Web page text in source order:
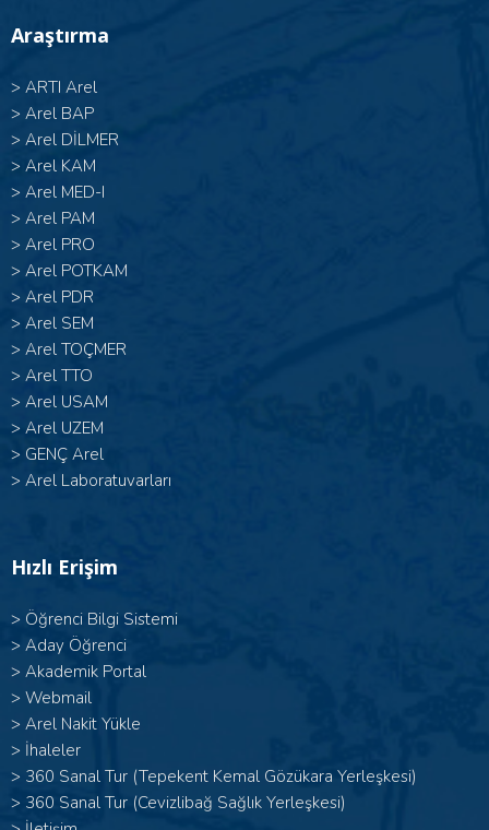
Araştırma
> ARTI Arel
> Arel BAP
> Arel DİLMER
> Arel KAM
> Arel MED-I
> Arel PAM
> Arel PRO
> Arel POTKAM
> Arel PDR
> Arel SEM
> Arel TOÇMER
> Arel TTO
> Arel USAM
> Arel UZEM
> GENÇ Arel
> Arel Laboratuvarları
Hızlı Erişim
> Öğrenci Bilgi Sistemi
> Aday Öğrenci
> Akademik Portal
> Webmail
> Arel Nakit Yükle
> İhaleler
> 360 Sanal Tur (Tepekent Kemal Gözükara Yerleşkesi)
> 360 Sanal Tur (Cevizlibağ Sağlık Yerleşkesi)